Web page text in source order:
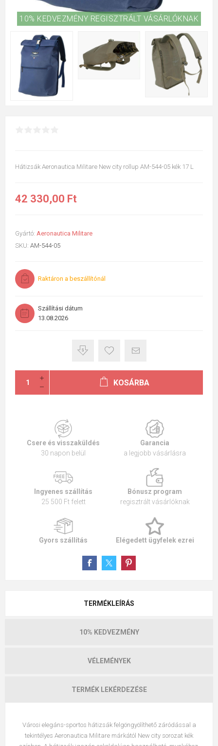
10% KEDVEZMÉNY REGISZTRÁLT VÁSÁRLÓKNAK
Hátizsák Aeronautica Militare New city rollup AM-544-05 kék 17 L
42 330,00 Ft
Gyártó: Aeronautica Militare
SKU: AM-544-05
Raktáron a beszállítónál
Szállítási dátum
13.08.2026
KOSÁRBA
Csere és visszaküldés
30 napon belül
Garancia
a legjobb vásárlásra
Ingyenes szállítás
25 500 Ft felett
Bónusz program
regisztrált vásárlóknak
Gyors szállítás Elégedett ügyfelek ezrei
TERMÉKLEÍRÁS
10% KEDVEZMÉNY
VÉLEMÉNYEK
TERMÉK LEKÉRDEZÉSE
Városi elegáns-sportos hátizsák felgöngyölíthető záródással a
tekintélyes Aeronautica Militare márkától New city sorozat kék